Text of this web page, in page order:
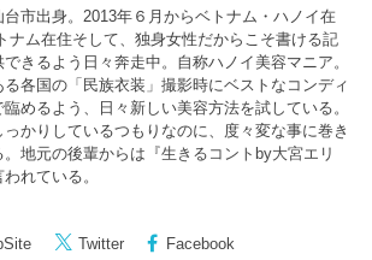
台市出身。2013年６月からベトナム・ハノイ在
ナム在住そして、独身女性だからこそ書ける記
きるよう日々奔走中。自称ハノイ美容マニア。
る各国の「民族衣装」撮影時にベストなコンディ
臨めるよう、日々新しい美容方法を試している。
っかりしているつもりなのに、度々変な事に巻き
。地元の後輩からは『生きるコントby大宮エリ
われている。
Twitter Facebook